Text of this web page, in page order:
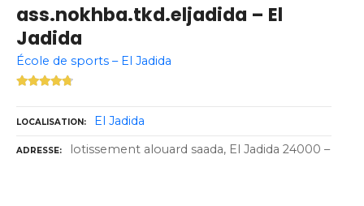
ass.nokhba.tkd.eljadida – El
Jadida
École de sports – El Jadida
LOCALISATION El Jadida
ADRESSE lotissement alouard saada, El Jadida 24000 –